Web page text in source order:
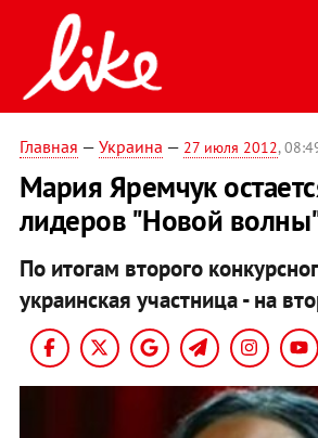
Главная — Украина — 27 июля 2012,
Мария Яремчук
лидеров "Новой
По итогам второго
украинская участница - на